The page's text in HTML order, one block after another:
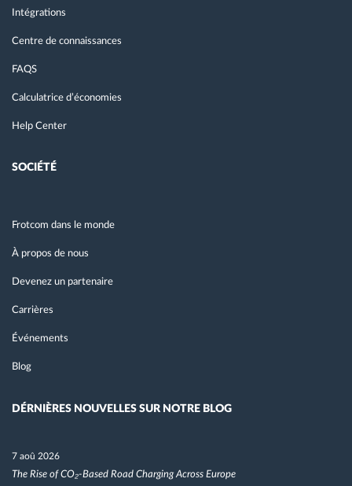
Intégrations
Centre de connaissances
FAQS
Calculatrice d’économies
Help Center
SOCIÉTÉ
Frotcom dans le monde
À propos de nous
Devenez un partenaire
Carrières
Événements
Blog
DÉRNIÈRES NOUVELLES SUR NOTRE BLOG
7 aoû 2026
The Rise of CO₂-Based Road Charging Across Europe